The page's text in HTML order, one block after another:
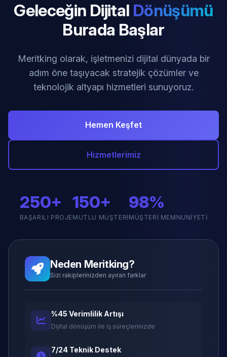
Geleceğin Dijital Dönüşümü
Burada Başlar
Meritking olarak, işletmenizi dijital dünyada bir
adım öne taşıyacak stratejik çözümler ve
teknolojik altyapı hizmetleri sunuyoruz.
Hemen Keşfet
Hizmetlerimiz
250+
BAŞARILI PROJE
150+
MUTLU MÜŞTERI
98%
MÜŞTERI MEMNUNIYETI
Neden Meritking?
Sizi rakiplerinizden ayıran farklar
%45 Verimlilik Artışı
Dijital dönüşüm ile iş süreçlerinizde
7/24 Teknik Destek